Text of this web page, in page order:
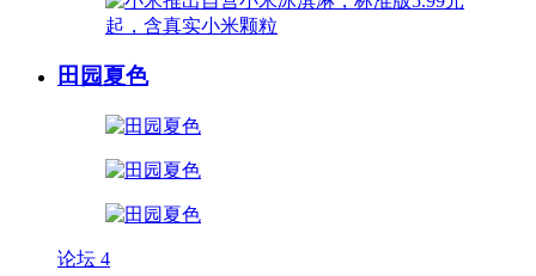
田园夏色
论坛 4